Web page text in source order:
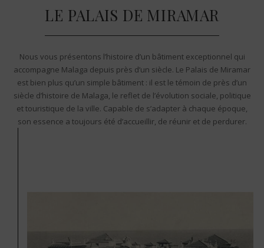
LE PALAIS DE MIRAMAR
Nous vous présentons l’histoire d’un bâtiment exceptionnel qui
accompagne Malaga depuis près d’un siècle. Le Palais de Miramar
est bien plus qu’un simple bâtiment : il est le témoin de près d’un
siècle d’histoire de Malaga, le reflet de l’évolution sociale, politique
et touristique de la ville. Capable de s’adapter à chaque époque,
son essence a toujours été d’accueillir, de réunir et de perdurer.